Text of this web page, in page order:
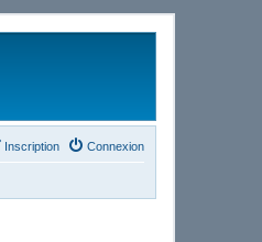
Connexion
Inscription